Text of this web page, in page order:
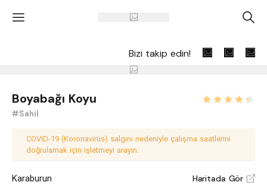
' A
Bizi takip edin!
Boyabağı Koyu
#Sahil
COVID-19 (Koronavirüs) salgını nedeniyle çalışma saatlerini
doğrulamak için işletmeyi arayın.
Karaburun Haritada Gör V